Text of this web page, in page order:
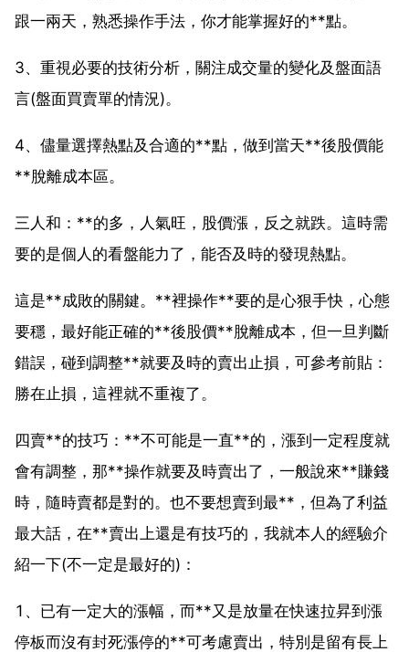
跟一兩天，熟悉操作手法，你才能掌握好的**點。
3、重視必要的技術分析，關注成交量的變化及盤面語
言(盤面買賣單的情況)。
4、儘量選擇熱點及合適的**點，做到當天**後股價能
**脫離成本區。
三人和：**的多，人氣旺，股價漲，反之就跌。這時需
要的是個人的看盤能力了，能否及時的發現熱點。
這是**成敗的關鍵。**裡操作**要的是心狠手快，心態
要穩，最好能正確的**後股價**脫離成本，但一旦判斷
錯誤，碰到調整**就要及時的賣出止損，可參考前貼：
勝在止損，這裡就不重複了。
四賣**的技巧：**不可能是一直**的，漲到一定程度就
會有調整，那**操作就要及時賣出了，一般說來**賺錢
時，隨時賣都是對的。也不要想賣到最**，但為了利益
最大話，在**賣出上還是有技巧的，我就本人的經驗介
紹一下(不一定是最好的)：
1、已有一定大的漲幅，而**又是放量在快速拉昇到漲
停板而沒有封死漲停的**可考慮賣出，特別是留有長上